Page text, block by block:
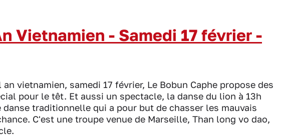
Vietnamien - Samedi 17 février -
vietnamien, samedi 17 février, Le Bobun Caphe propose des
pour le têt. Et aussi un spectacle, la danse du lion à 13h
danse traditionnelle qui a pour but de chasser les mauvais
C'est une troupe venue de Marseille, Than long vo dao,